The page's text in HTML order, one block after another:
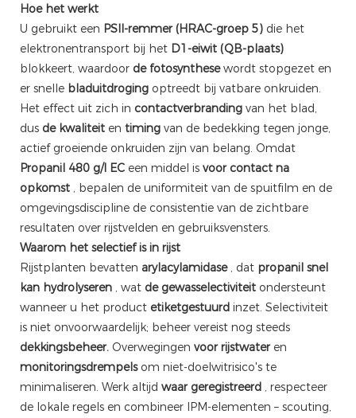
Hoe het werkt
U gebruikt een PSII-remmer (HRAC-groep 5) die het
elektronentransport bij het D1-eiwit (QB-plaats)
blokkeert, waardoor de fotosynthesewordt stopgezet en
er snelle bladuitdroging optreedt bij vatbare onkruiden.
Het effect uit zich in contactverbranding van het blad,
dus de kwaliteit en timing van de bedekking tegen jonge,
actief groeiende onkruiden zijn van belang. Omdat
Propanil 480 g/l EC een middel is voor contact na
opkomst , bepalen de uniformiteit van de spuitfilm en de
omgevingsdiscipline de consistentie van de zichtbare
resultaten over rijstvelden en gebruiksvensters.
Waarom het selectief is in rijst
Rijstplanten bevatten arylacylamidase, dat propanil snel
kan hydrolyseren , wat de gewasselectiviteit ondersteunt
wanneer u het product etiketgestuurd inzet. Selectiviteit
is niet onvoorwaardelijk; beheer vereist nog steeds
dekkingsbeheer. Overwegingen voor rijstwateren
monitoringsdrempelsom niet-doelwitrisico's te
minimaliseren. Werk altijd waar geregistreerd , respecteer
de lokale regels en combineer IPM-elementen – scouting,